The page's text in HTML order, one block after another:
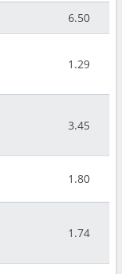
6.50
1.29
3.45
1.80
1.74